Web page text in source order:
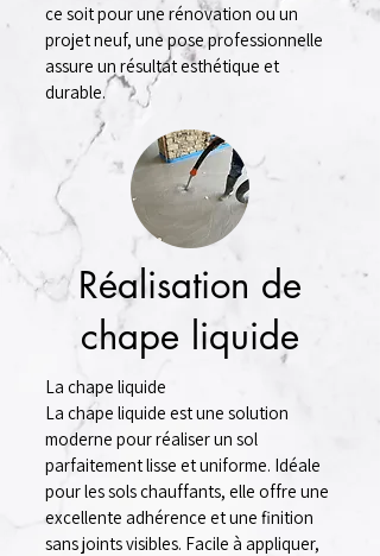
ce soit pour une rénovation ou un
projet neuf, une pose professionnelle
assure un résultat esthétique et
durable.
Réalisation de
chape liquide
La chape liquide
La chape liquide est une solution
moderne pour réaliser un sol
parfaitement lisse et uniforme. Idéale
pour les sols chauffants, elle offre une
excellente adhérence et une finition
sans joints visibles. Facile à appliquer,